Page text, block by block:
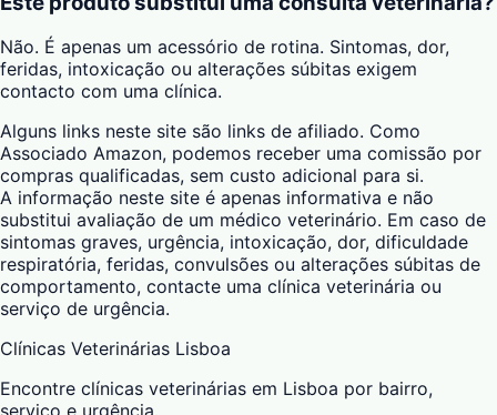
Não. É apenas um acessório de rotina. Sintomas, dor,
feridas, intoxicação ou alterações súbitas exigem
contacto com uma clínica.
Alguns links neste site são links de afiliado. Como
Associado Amazon, podemos receber uma comissão por
compras qualificadas, sem custo adicional para si.
A informação neste site é apenas informativa e não
substitui avaliação de um médico veterinário. Em caso de
sintomas graves, urgência, intoxicação, dor, dificuldade
respiratória, feridas, convulsões ou alterações súbitas de
comportamento, contacte uma clínica veterinária ou
serviço de urgência.
Clínicas Veterinárias Lisboa
Encontre clínicas veterinárias em Lisboa por bairro,